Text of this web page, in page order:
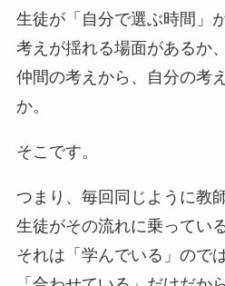
生徒が「自分で選ぶ時間」
考えが揺れる場面があるか、
仲間の考えから、自分の考
か。
そこです。
つまり、毎回同じように教
生徒がその流れに乗ってい
それは「学んでいる」ので